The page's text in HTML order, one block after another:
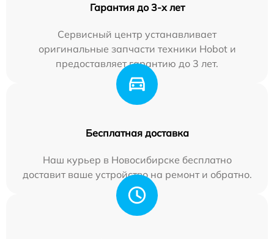
Гарантия до 3-х лет
Сервисный центр устанавливает
оригинальные запчасти техники Hobot и
предоставляет гарантию до 3 лет.
Бесплатная доставка
Наш курьер в Новосибирске бесплатно
доставит ваше устройство на ремонт и обратно.